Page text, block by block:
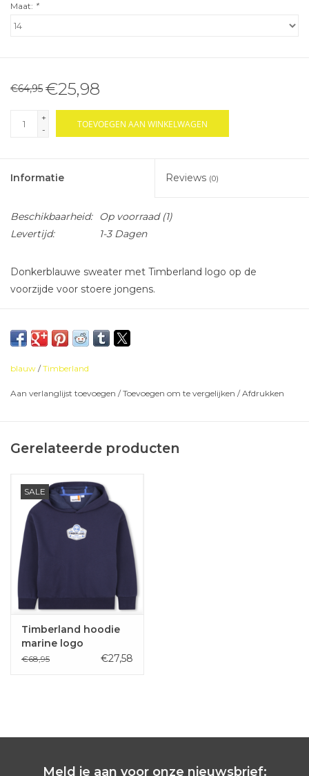
Maat: *
€64,95 €25,98
+
-
TOEVOEGEN AAN WINKELWAGEN
Informatie Reviews (0)
Beschikbaarheid: Op voorraad(1)
Levertijd:
1-3 Dagen
Donkerblauwe sweater met Timberland logo op de
voorzijde voor stoere jongens.
blauw /Timberland
Aan verlanglijst toevoegen /Toevoegen om te vergelijken /Afdrukken
Gerelateerde producten
SALE
Timberland hoodie
marine logo
€68,95 €27,58
Meld je aan voor onze nieuwsbrief: